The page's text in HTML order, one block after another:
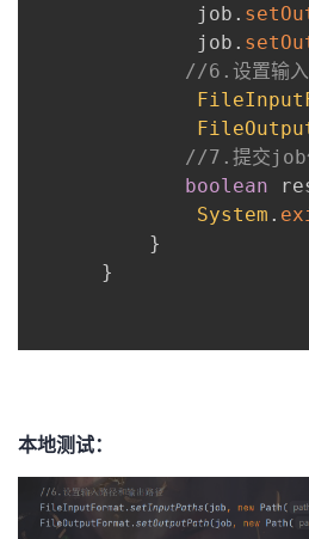
              job
.
              job
.
//6.设置输入
//7.提交job
boolean
System .
}
}
本地测试：